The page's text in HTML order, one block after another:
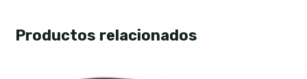
Productos relacionados